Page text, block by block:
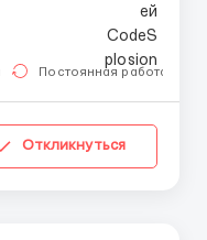
як твої рядки коду
і готовий рвати
з frustration), то
Постоянная работа
Откликнуться